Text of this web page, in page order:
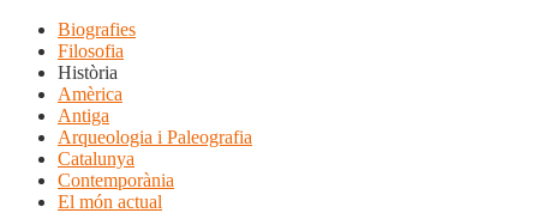
Biografies
Filosofia
Història
Amèrica
Antiga
Arqueologia i Paleografia
Catalunya
Contemporània
El món actual